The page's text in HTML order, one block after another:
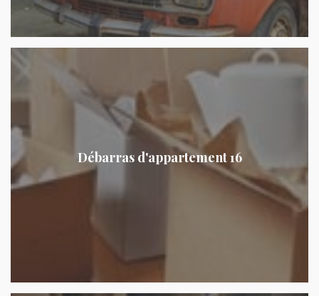
Débarras d'appartement 16